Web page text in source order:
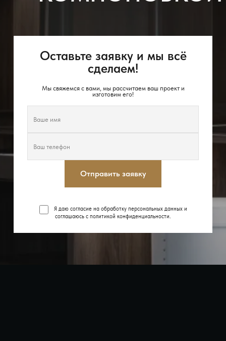
Оставьте заявку и мы всё
сделаем!
Мы свяжемся с вами, мы рассчитаем ваш проект и
изготовим его!
Отправить заявку
Я даю согласие на обработку персональных данных и
соглашаюсь с политикой конфиденциальности.